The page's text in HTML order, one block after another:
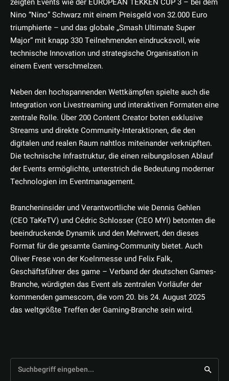
Nino “Nino” Schwarz mit einem Preisgeld von 32.000 Euro
triumphierte – und das globale „Smash Ultimate Super
Major“ mit knapp 330 Teilnehmenden eindrucksvoll, wie
technische Innovation und strategische Organisation in
einem Event verschmelzen.
Neben den hochspannenden Wettkämpfen spielte auch die
Integration von Livestreaming und interaktiven Formaten eine
zentrale Rolle. Über 200 Content Creator boten exklusive
Streams und direkte Community-Interaktionen, die den
digitalen und realen Raum nahtlos miteinander verknüpften.
Die technische Infrastruktur, die einen reibungslosen Ablauf
der Events ermöglichte, unterstrich die Bedeutung moderner
Technologien im Eventmanagement.
Brancheninsider und Verantwortliche wie Dennis Gehlen
(CEO TaKeTV) und Cédric Schlosser (CEO MYI) betonten die
beeindruckende Dynamik und den Mehrwert, den dieses
Format für die gesamte Gaming-Community bietet. Auch
Oliver Frese von der Koelnmesse und Felix Falk,
Geschäftsführer des game – Verband der deutschen Games-
Branche, würdigten das Event als zentralen Vorläufer der
kommenden gamescom, die vom 20. bis 24. August 2025
das weltgrößte Treffen der Gaming-Branche sein wird.
Suchbegriff eingeben...